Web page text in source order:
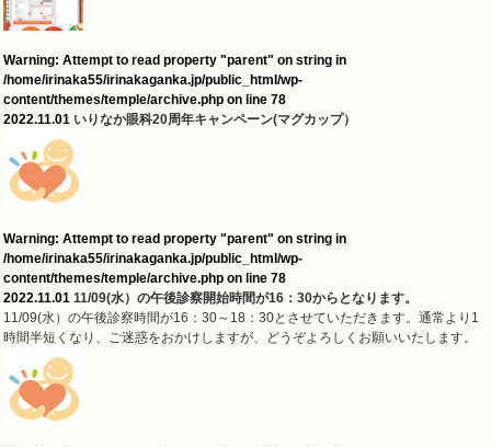
Warning: Attempt to read property "parent" on string in
/home/irinaka55/irinakaganka.jp/public_html/wp-
content/themes/temple/archive.php on line 78
2022.11.01 いりなか眼科20周年キャンペーン(マグカップ）
Warning: Attempt to read property "parent" on string in
/home/irinaka55/irinakaganka.jp/public_html/wp-
content/themes/temple/archive.php on line 78
2022.11.01 11/09(水）の午後診察開始時間が16：30からとなります。
11/09(水）の午後診察時間が16：30～18：30とさせていただきます。通常より1
時間半短くなり、ご迷惑をおかけしますが、どうぞよろしくお願いいたします。